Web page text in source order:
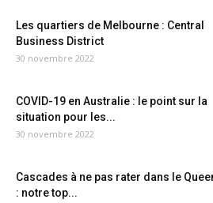
Les quartiers de Melbourne : Central
Business District
30 novembre 2022
COVID-19 en Australie : le point sur la
situation pour les...
30 novembre 2022
Cascades à ne pas rater dans le
: notre top...